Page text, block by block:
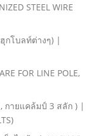
STEEL WIRE
กโบลท์ต่างๆ) |
FOR LINE POLE,
กายแคล้มป์ 3 สลัก ) |